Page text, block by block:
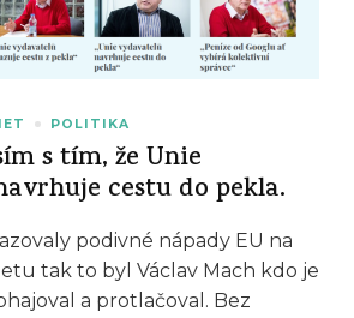
POLITIKA
s tím, že Unie
cestu do pekla.
podivné nápady EU na
tak to byl Václav Mach kdo je
a protlačoval. Bez